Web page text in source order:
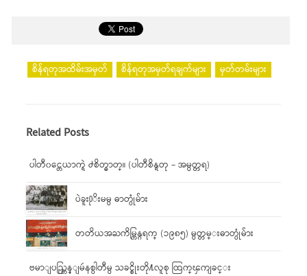
စိန်ရတုအထိမ်းအမှတ် စိန်ရတုအမှတ်ရချက်များ မှတ်တမ်းများ
Related Posts
ပါတီ၀င္တေယာက္ရဲ ႕စိတ္ဓာတ္။ (ပါတီစိန္ရတု – အမွတ္တရ)
ပဲခူး႐ုိးမမွ ဓာတ္ပုံမ်ား
တတိယအႀကိမ္ကြန္ဂရက္ (၁၉၈၅) မွတ္တမ္းဓာတ္ပုံမ်ား
ဗမာျပည္ကြန္ျမဴနစ္ပါတီမွ သခင္စိုးတို႔လူစု ထြက္ၾကျခင္း